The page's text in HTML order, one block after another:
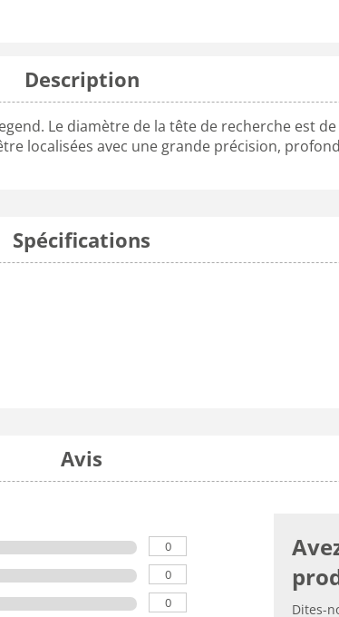
Description
Le diamètre de la tête de recherche est
localisées avec une grande précision,
Spécifications
Avis
0
0
0
Dites-